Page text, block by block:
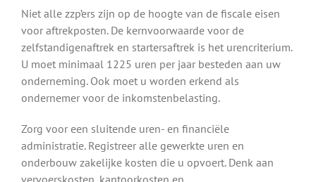
Niet alle zzp’ers zijn op de hoogte van de fiscale eisen
voor aftrekposten. De kernvoorwaarde voor de
zelfstandigenaftrek en startersaftrek is het urencriterium.
U moet minimaal 1225 uren per jaar besteden aan uw
onderneming. Ook moet u worden erkend als
ondernemer voor de inkomstenbelasting.
Zorg voor een sluitende uren- en financiële
administratie. Registreer alle gewerkte uren en
onderbouw zakelijke kosten die u opvoert. Denk aan